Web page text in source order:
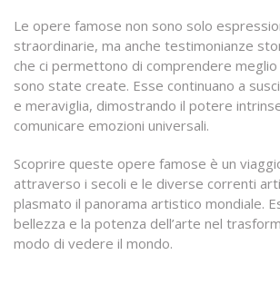
Le opere famose non sono solo
straordinarie, ma anche testimonianze
che ci permettono di comprendere meglio
sono state create. Esse continuano a
e meraviglia, dimostrando il potere
comunicare emozioni universali.
Scoprire queste opere famose è un
attraverso i secoli e le diverse correnti
plasmato il panorama artistico mondiale.
bellezza e la potenza dell’arte nel
modo di vedere il mondo.